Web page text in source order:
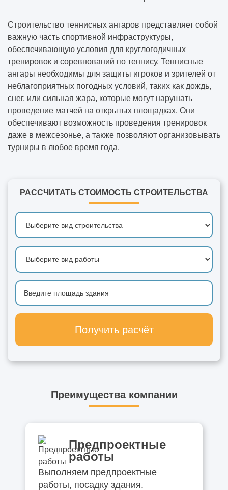
Строительство теннисных ангаров представляет собой
важную часть спортивной инфраструктуры,
обеспечивающую условия для круглогодичных
тренировок и соревнований по теннису. Теннисные
ангары необходимы для защиты игроков и зрителей от
неблагоприятных погодных условий, таких как дождь,
снег, или сильная жара, которые могут нарушать
проведение матчей на открытых площадках. Они
обеспечивают возможность проведения тренировок
даже в межсезонье, а также позволяют организовывать
турниры в любое время года.
РАССЧИТАТЬ СТОИМОСТЬ СТРОИТЕЛЬСТВА
Получить расчёт
Преимущества компании
Предпроектные
работы
Выполняем предпроектные
работы, посадку здания.